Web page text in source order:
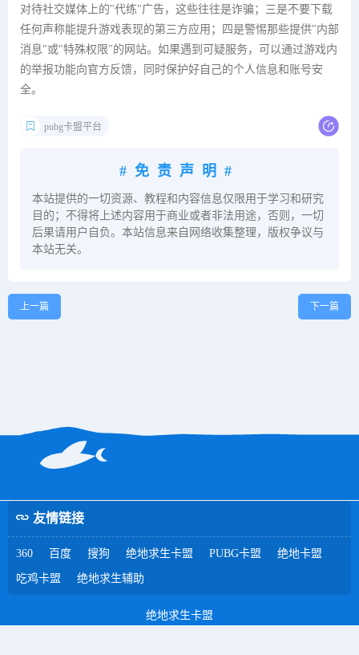
对待社交媒体上的"代练"广告，这些往往是诈骗；三是不要下载
任何声称能提升游戏表现的第三方应用；四是警惕那些提供"内部
消息"或"特殊权限"的网站。如果遇到可疑服务，可以通过游戏内
的举报功能向官方反馈，同时保护好自己的个人信息和账号安
全。
pubg卡盟平台
#免责声明#
本站提供的一切资源、教程和内容信息仅限用于学习和研究
目的；不得将上述内容用于商业或者非法用途，否则，一切
后果请用户自负。本站信息来自网络收集整理，版权争议与
本站无关。
上一篇 下一篇
友情链接
360 百度 搜狗 绝地求生卡盟 PUBG卡盟 绝地卡盟
吃鸡卡盟 绝地求生辅助
绝地求生卡盟